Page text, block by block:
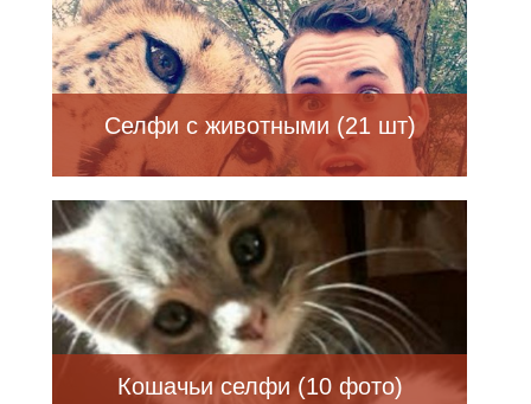
Селфи с животными (21 шт)
Кошачьи селфи (10 фото)